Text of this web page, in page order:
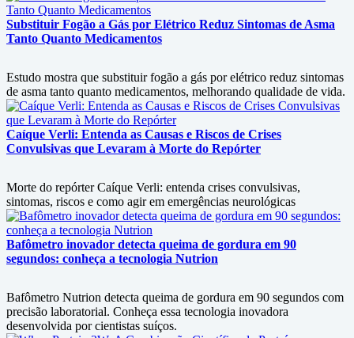
Substituir Fogão a Gás por Elétrico Reduz Sintomas de Asma
Tanto Quanto Medicamentos
Estudo mostra que substituir fogão a gás por elétrico reduz sintomas
de asma tanto quanto medicamentos, melhorando qualidade de vida.
Caíque Verli: Entenda as Causas e Riscos de Crises
Convulsivas que Levaram à Morte do Repórter
Morte do repórter Caíque Verli: entenda crises convulsivas,
sintomas, riscos e como agir em emergências neurológicas
Bafômetro inovador detecta queima de gordura em 90
segundos: conheça a tecnologia Nutrion
Bafômetro Nutrion detecta queima de gordura em 90 segundos com
precisão laboratorial. Conheça essa tecnologia inovadora
desenvolvida por cientistas suíços.